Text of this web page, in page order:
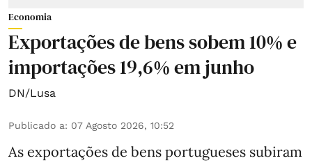
Economia
Exportações de bens sobem 10% e
importações 19,6% em junho
DN/Lusa
Publicado a: 07 Agosto 2026, 10:52
As exportações de bens portugueses subiram